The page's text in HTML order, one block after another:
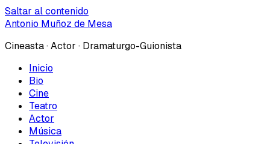
Saltar al contenido
Antonio Muñoz de Mesa
Cineasta · Actor · Dramaturgo-Guionista
Inicio
Bio
Cine
Teatro
Actor
Música